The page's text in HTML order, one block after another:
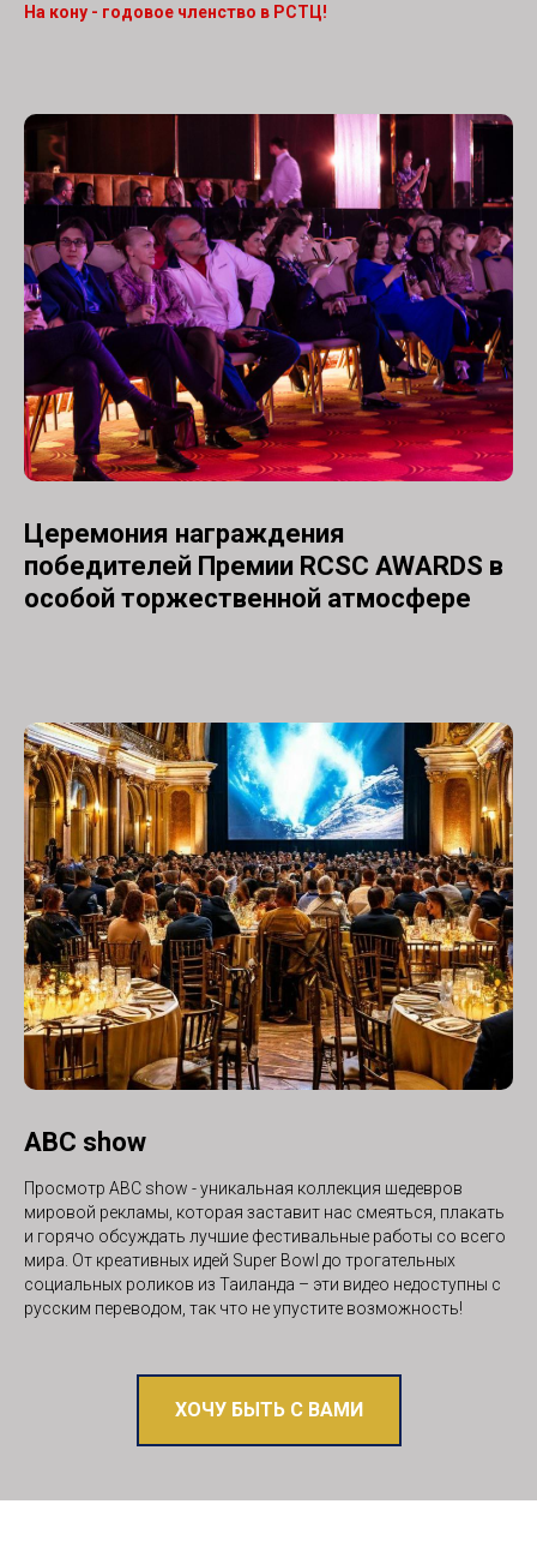
На кону - годовое членство в РСТЦ!
Церемония награждения
победителей Премии RCSC AWARDS в
особой торжественной атмосфере
AВС show
Просмотр AВС show - уникальная коллекция шедевров
мировой рекламы, которая заставит нас смеяться, плакать
и горячо обсуждать лучшие фестивальные работы со всего
мира. От креативных идей Super Bowl до трогательных
социальных роликов из Таиланда – эти видео недоступны с
русским переводом, так что не упустите возможность!
ХОЧУ БЫТЬ С ВАМИ